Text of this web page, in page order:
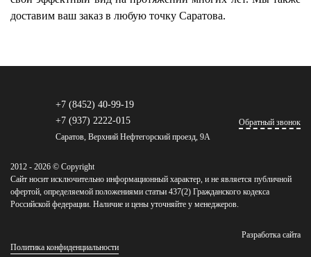
доставим ваш заказ в любую точку Саратова.
+7 (8452) 40-99-19
+7 (937) 2222-015
Саратов, Верхний Нефтегорский проезд, 9А
Обратный звонок
2012 - 2026 © Copyright
Сайт носит исключительно информационный характер, и не является публичной
офертой, определяемой положениями статьи 437(2) Гражданского кодекса
Российской федерации. Наличие и цены уточняйте у менеджеров.
Политика конфиденциальности
Разработка сайта